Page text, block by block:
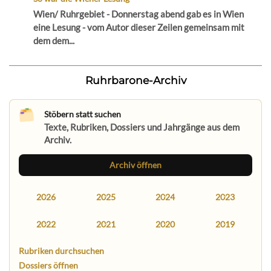
Wien/ Ruhrgebiet - Donnerstag abend gab es in Wien
eine Lesung - vom Autor dieser Zeilen gemeinsam mit
dem dem...
Ruhrbarone-Archiv
Stöbern statt suchen
Texte, Rubriken, Dossiers und Jahrgänge aus dem
Archiv.
Archiv öffnen
2026 2025 2024 2023
2022 2021 2020 2019
Rubriken durchsuchen
Dossiers öffnen